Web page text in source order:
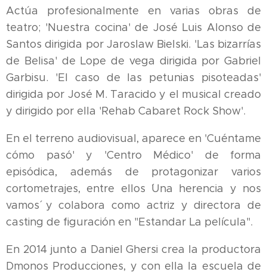
Actúa profesionalmente en varias obras de
teatro; 'Nuestra cocina' de José Luis Alonso de
Santos dirigida por Jaroslaw Bielski. 'Las bizarrías
de Belisa' de Lope de vega dirigida por Gabriel
Garbisu. 'El caso de las petunias pisoteadas'
dirigida por José M. Taracido y el musical creado
y dirigido por ella 'Rehab Cabaret Rock Show'.
En el terreno audiovisual, aparece en 'Cuéntame
cómo pasó' y 'Centro Médico' de forma
episódica, además de protagonizar varios
cortometrajes, entre ellos ´Una herencia y nos
vamos´ y colabora como actriz y directora de
casting de figuración en "Estandar La película".
En 2014 junto a Daniel Ghersi crea la productora
Dmonos Producciones, y con ella la escuela de